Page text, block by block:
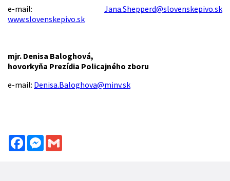
e-mail: Jana.Shepperd@slovenskepivo.sk
www.slovenskepivo.sk
mjr. Denisa Baloghová,
hovorkyňa Prezídia Policajného zboru
e-mail: Denisa.Baloghova@minv.sk
FacebookMessenger